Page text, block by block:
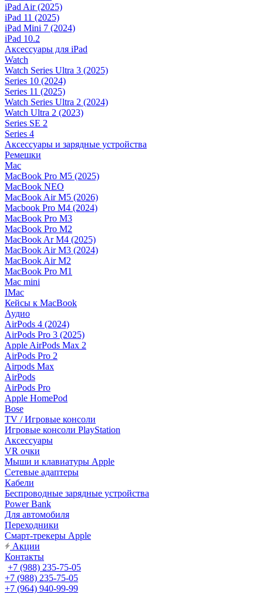
iPad Air (2025)
iPad 11 (2025)
iPad Mini 7 (2024)
iPad 10.2
Аксессуары для iPad
Watch
Watch Series Ultra 3 (2025)
Series 10 (2024)
Series 11 (2025)
Watch Series Ultra 2 (2024)
Watch Ultra 2 (2023)
Series SE 2
Series 4
Аксессуары и зарядные устройства
Ремешки
Mac
MacBook Pro M5 (2025)
MacBook NEO
MacBook Air M5 (2026)
Macbook Pro M4 (2024)
MacBook Pro M3
MacBook Pro M2
MacBook Ar M4 (2025)
MacBook Air M3 (2024)
MacBook Air M2
MacBook Pro M1
Mac mini
IMac
Кейсы к MacBook
Аудио
AirPods 4 (2024)
AirPods Pro 3 (2025)
Apple AirPods Max 2
AirPods Pro 2
Airpods Max
AirPods
AirPods Pro
Apple HomePod
Bose
TV / Игровые консоли
Игровые консоли PlayStation
Аксессуары
VR очки
Мыши и клавиатуры Apple
Сетевые адаптеры
Кабели
Беспроводные зарядные устройства
Power Bank
Для автомобиля
Переходники
Смарт-трекеры Apple
Акции
Контакты
+7 (988) 235-75-05
+7 (988) 235-75-05
+7 (964) 940-99-99